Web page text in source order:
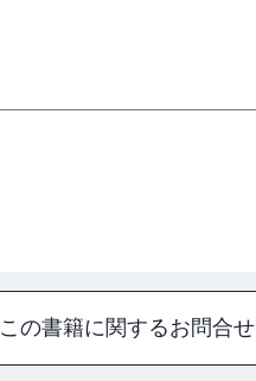
この書籍に関するお問合せ